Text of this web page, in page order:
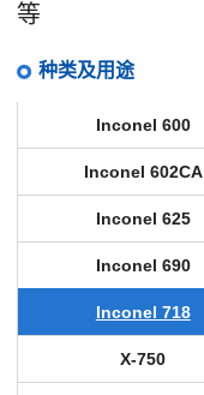
等
种类及用途
Inconel 600
Inconel 602CA
Inconel 625
Inconel 690
Inconel 718
X-750